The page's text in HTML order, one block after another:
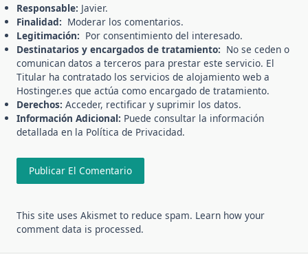
Responsable: Javier.
Finalidad: Moderar los comentarios.
Legitimación: Por consentimiento del interesado.
Destinatarios y encargados de tratamiento: No se ceden o
comunican datos a terceros para prestar este servicio. El
Titular ha contratado los servicios de alojamiento web a
Hostinger.es que actúa como encargado de tratamiento.
Derechos: Acceder, rectificar y suprimir los datos.
Información Adicional: Puede consultar la información
detallada en la Política de Privacidad.
This site uses Akismet to reduce spam. Learn how your
comment data is processed.